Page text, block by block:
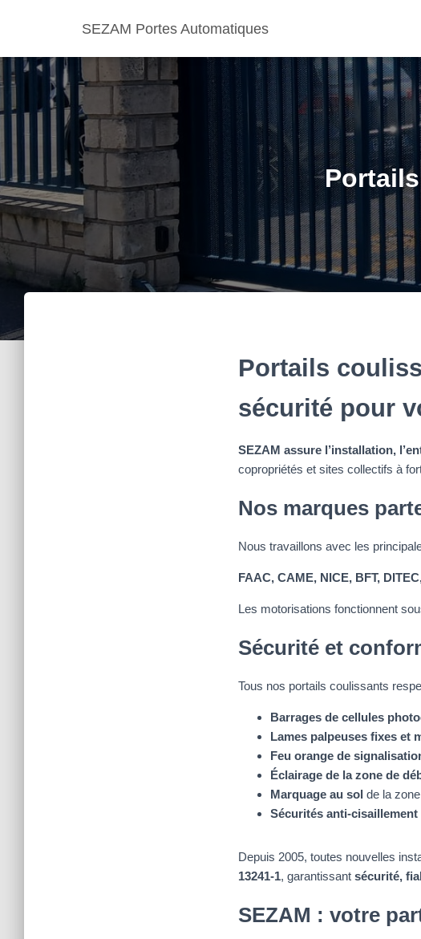
SEZAM Portes Automatiques
Portails
sécurité pour
SEZAM assure l’installation,
copropriétés et sites collectifs à
Nos marques
Nous travaillons avec les
FAAC, CAME, NICE, BFT,
Les motorisations fonctionnent
Sécurité et
Tous nos portails coulissants
Barrages de cellules
Lames palpeuses fixes et
Feu orange de
Éclairage de la zone de
Marquage au sol de la
Sécurités anti-cisaillement
Depuis 2005, toutes nouvelles
13241-1, garantissant sécurité,
SEZAM : votre